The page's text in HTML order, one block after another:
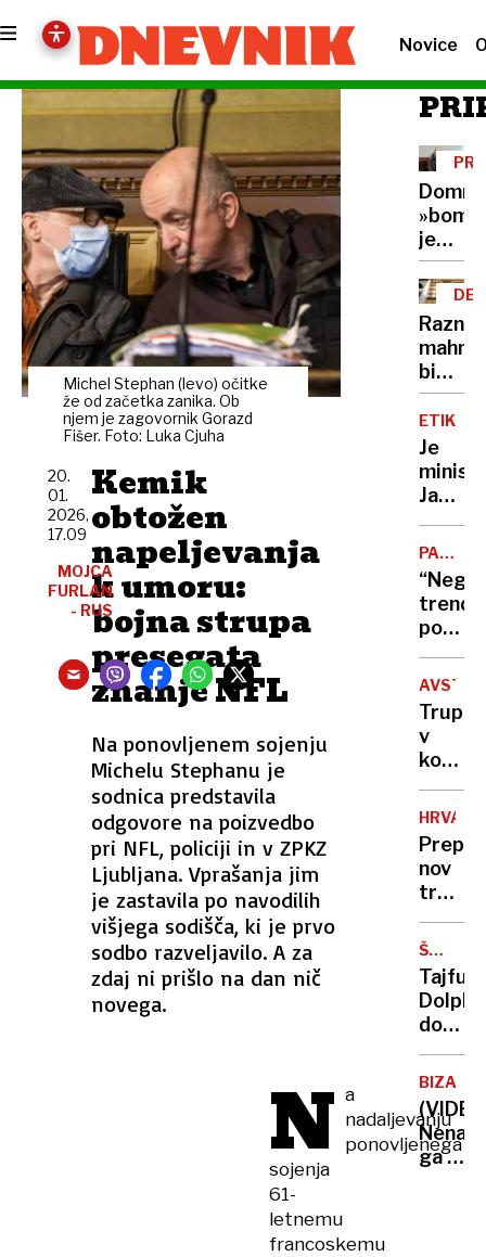
Novice
Michel Stephan (levo) očitke
že od začetka zanika. Ob
njem je zagovornik Gorazd
Fišer. Foto: Luka Cjuha
Kemik
obtožen
napeljevanja
k umoru:
bojna strupa
presegata
znanje NFL
Na ponovljenem sojenju
Michelu Stephanu je
sodnica predstavila
odgovore na poizvedbo
pri NFL, policiji in v ZPKZ
Ljubljana. Vprašanja jim
je zastavila po navodilih
višjega sodišča, ki je prvo
sodbo razveljavilo. A za
zdaj ni prišlo na dan nič
novega.
20.
01.
2026,
17.09
MOJCA
FURLAN
- RUS
N a
nadaljevanju
ponovljenega
sojenja
61-
letnemu
francoskemu
je
rešila
DNK
Razni
bi
kar
ETIKA
Je
Janez
Cigler
Kralj
le
ali
tudi
PADEC
trend
porabe
piva
se
ne
bo
na
noben
način”
Truplo
v
kovčku
je
bila
le
lutka
»za
nov
trk
vlakov,
je bil
za
kriv
TEŽAVE
Tajfun
več
kot
milijon
ljudi,
ga ni